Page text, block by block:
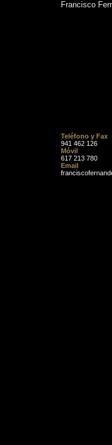
Francisco
Teléfono y Fax
941 462 126
Móvil
617 213 780
Email